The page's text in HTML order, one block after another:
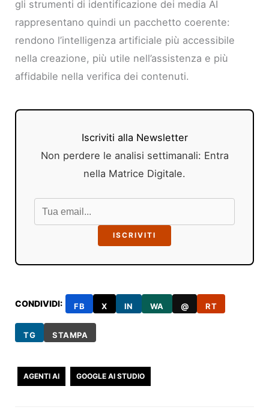
gli strumenti di identificazione dei media AI
rappresentano quindi un pacchetto coerente:
rendono l’intelligenza artificiale più accessibile
nella creazione, più utile nell’assistenza e più
affidabile nella verifica dei contenuti.
Iscriviti alla Newsletter
Non perdere le analisi settimanali: Entra
nella Matrice Digitale.
ISCRIVITI
CONDIVIDI: FB X IN WA @ RT
TG STAMPA
AGENTI AI GOOGLE AI STUDIO